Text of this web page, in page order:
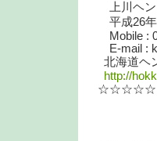
上川ヘン
平成26年
Mobile :
E-mail :
北海道ヘ
http://